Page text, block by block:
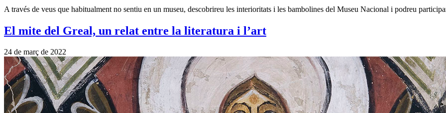
A través de veus que habitualment no sentiu en un museu, descobrireu les interioritats i les bambolines del Museu Nacional i podreu
El mite del Greal, un relat entre la literatura i l’art
24 de març de 2022